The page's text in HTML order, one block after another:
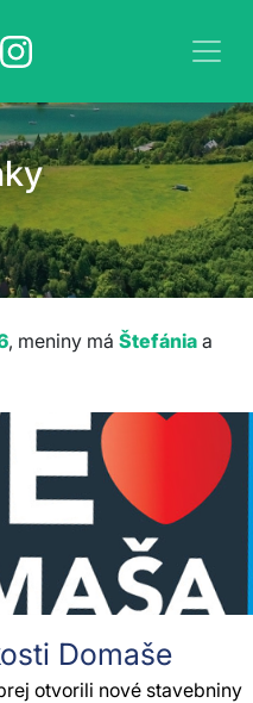
, meniny má Štefánia a
Domaše
otvorili nové stavebniny